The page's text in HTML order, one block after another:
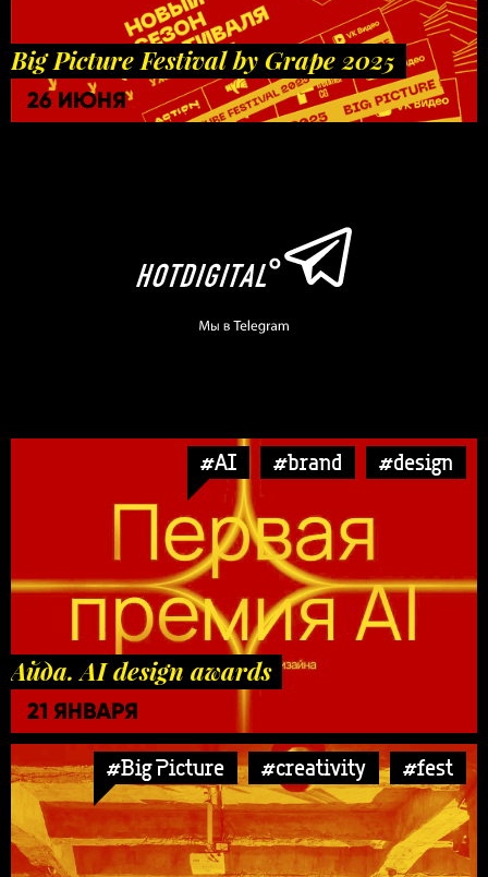
Big Picture Festival by Grape 2025
26 ИЮНЯ
#AI #brand #design
Айда. AI design awards
21 ЯНВАРЯ
#Big Picture #creativity #fest